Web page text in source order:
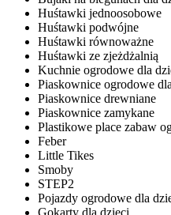
Huśtawki jednoosobowe
Huśtawki podwójne
Huśtawki równoważne
Huśtawki ze zjeżdżalnią
Kuchnie ogrodowe dla
Piaskownice ogrodowe
Piaskownice drewniane
Piaskownice zamykane
Plastikowe place zabaw
Feber
Little Tikes
Smoby
STEP2
Pojazdy ogrodowe dla
Gokarty dla dzieci